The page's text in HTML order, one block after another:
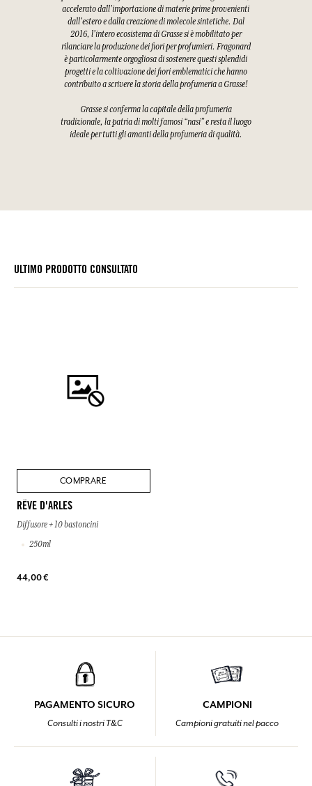
accelerato dall'importazione di materie prime provenienti
dall'estero e dalla creazione di molecole sintetiche. Dal
2016, l'intero ecosistema di Grasse si è mobilitato per
rilanciare la produzione dei fiori per profumieri. Fragonard
è particolarmente orgogliosa di sostenere questi splendidi
progetti e la coltivazione dei fiori emblematici che hanno
contribuito a scrivere la storia della profumeria a Grasse!
Grasse si conferma la capitale della profumeria
tradizionale, la patria di molti famosi “nasi” e resta il luogo
ideale per tutti gli amanti della profumeria di qualità.
ULTIMO PRODOTTO CONSULTATO
COMPRARE
RÊVE D'ARLES
Diffusore + 10 bastoncini
250ml
44,00 €
PAGAMENTO SICURO
Consulti i nostri T&C
CAMPIONI
Campioni gratuiti nel pacco